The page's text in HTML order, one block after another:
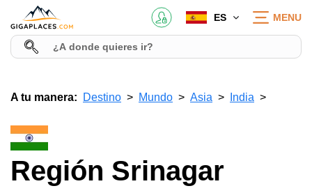
ES MENU
A tu manera: Destino Mundo Asia India
Región Srinagar